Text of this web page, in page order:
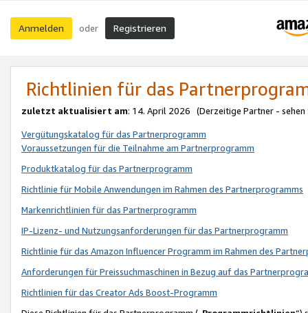
Anmelden oder Registrieren
Richtlinien für das
zuletzt aktualisiert am: 14. April 2026 (Derzeitige Partner - sehen
Vergütungskatalog für das Partnerprogramm
Voraussetzungen für die Teilnahme am Partnerprogramm
Produktkatalog für das Partnerprogramm
Richtlinie für Mobile Anwendungen im Rahmen des Partnerprogramms
Markenrichtlinien für das Partnerprogramm
IP-Lizenz- und Nutzungsanforderungen für das Partnerprogramm
Richtlinie für das Amazon Influencer Programm im Rahmen des
Anforderungen für Preissuchmaschinen in Bezug auf das
Richtlinien für das Creator Ads Boost-Programm